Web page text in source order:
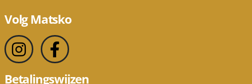
Volg Matsko
Betalingswijzen